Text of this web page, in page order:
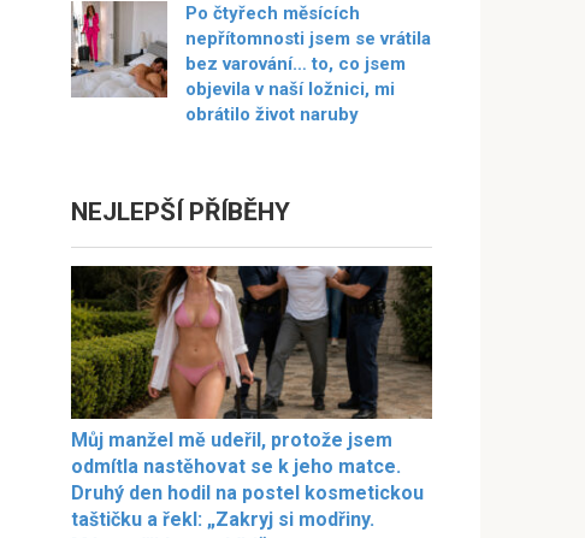
Po čtyřech měsících
nepřítomnosti jsem se vrátila
bez varování… to, co jsem
objevila v naší ložnici, mi
obrátilo život naruby
NEJLEPŠÍ PŘÍBĚHY
Můj manžel mě udeřil, protože jsem
odmítla nastěhovat se k jeho matce.
Druhý den hodil na postel kosmetickou
taštičku a řekl: „Zakryj si modřiny.